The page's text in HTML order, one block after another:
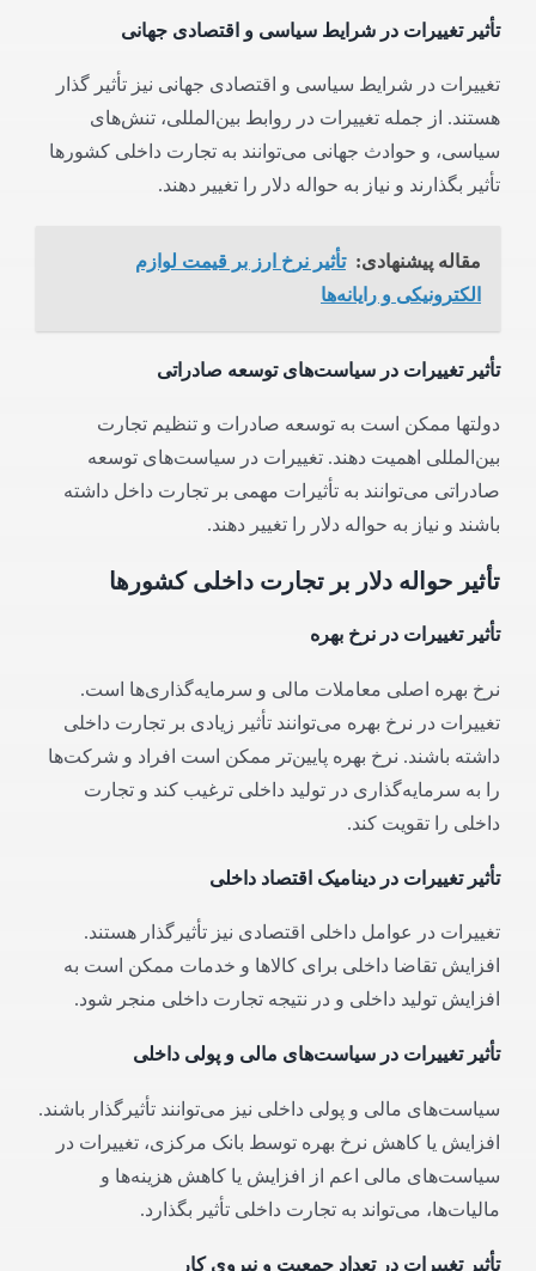
تأثیر تغییرات در شرایط سیاسی و اقتصادی جهانی
تغییرات در شرایط سیاسی و اقتصادی جهانی نیز تأثیر گذار
هستند. از جمله تغییرات در روابط بین‌المللی، تنش‌های
سیاسی، و حوادث جهانی می‌توانند به تجارت داخلی کشورها
تأثیر بگذارند و نیاز به حواله دلار را تغییر دهند.
مقاله پیشنهادی: تأثیر نرخ ارز بر قیمت لوازم
الکترونیکی و رایانه‌ها
تأثیر تغییرات در سیاست‌های توسعه صادراتی
دولتها ممکن است به توسعه صادرات و تنظیم تجارت
بین‌المللی اهمیت دهند. تغییرات در سیاست‌های توسعه
صادراتی می‌توانند به تأثیرات مهمی بر تجارت داخل داشته
باشند و نیاز به حواله دلار را تغییر دهند.
تأثیر حواله دلار بر تجارت داخلی کشورها
تأثیر تغییرات در نرخ بهره
نرخ بهره اصلی معاملات مالی و سرمایه‌گذاری‌ها است.
تغییرات در نرخ بهره می‌توانند تأثیر زیادی بر تجارت داخلی
داشته باشند. نرخ بهره پایین‌تر ممکن است افراد و شرکت‌ها
را به سرمایه‌گذاری در تولید داخلی ترغیب کند و تجارت
داخلی را تقویت کند.
تأثیر تغییرات در دینامیک اقتصاد داخلی
تغییرات در عوامل داخلی اقتصادی نیز تأثیرگذار هستند.
افزایش تقاضا داخلی برای کالاها و خدمات ممکن است به
افزایش تولید داخلی و در نتیجه تجارت داخلی منجر شود.
تأثیر تغییرات در سیاست‌های مالی و پولی داخلی
سیاست‌های مالی و پولی داخلی نیز می‌توانند تأثیرگذار باشند.
افزایش یا کاهش نرخ بهره توسط بانک مرکزی، تغییرات در
سیاست‌های مالی اعم از افزایش یا کاهش هزینه‌ها و
مالیات‌ها، می‌تواند به تجارت داخلی تأثیر بگذارد.
تأثیر تغییرات در تعداد جمعیت و نیروی کار